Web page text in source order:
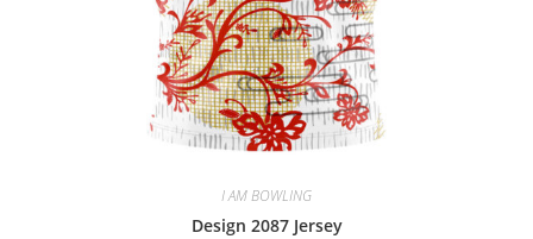
I AM BOWLING
Design 2087 Jersey